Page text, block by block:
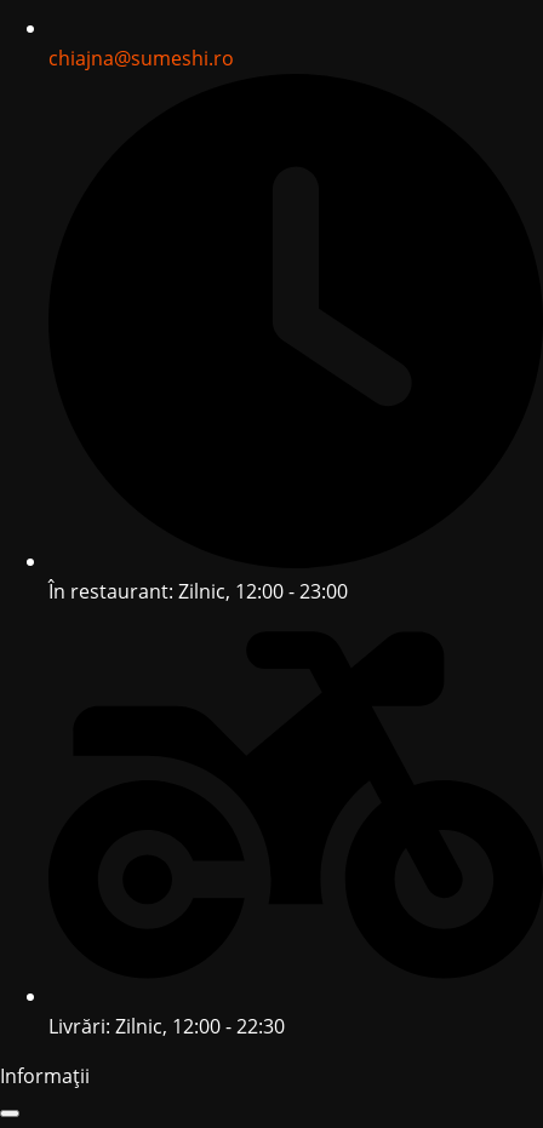
chiajna@sumeshi.ro
În restaurant: Zilnic, 12:00 - 23:00
Livrări: Zilnic, 12:00 - 22:30
Informații